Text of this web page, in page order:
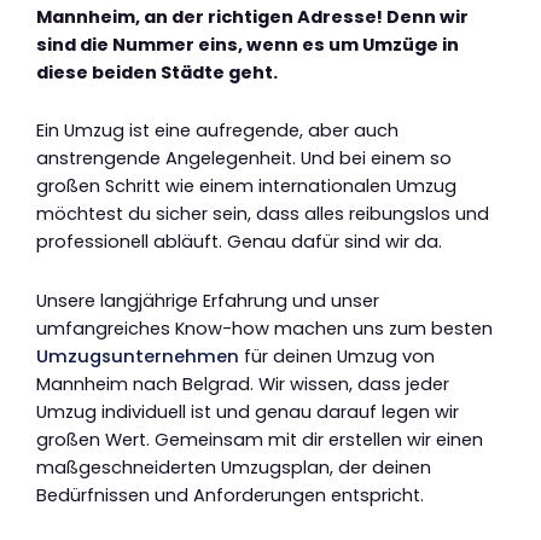
Mannheim, an der richtigen Adresse! Denn wir
sind die Nummer eins, wenn es um Umzüge in
diese beiden Städte geht.
Ein Umzug ist eine aufregende, aber auch
anstrengende Angelegenheit. Und bei einem so
großen Schritt wie einem internationalen Umzug
möchtest du sicher sein, dass alles reibungslos und
professionell abläuft. Genau dafür sind wir da.
Unsere langjährige Erfahrung und unser
umfangreiches Know-how machen uns zum besten
Umzugsunternehmen für deinen Umzug von
Mannheim nach Belgrad. Wir wissen, dass jeder
Umzug individuell ist und genau darauf legen wir
großen Wert. Gemeinsam mit dir erstellen wir einen
maßgeschneiderten Umzugsplan, der deinen
Bedürfnissen und Anforderungen entspricht.